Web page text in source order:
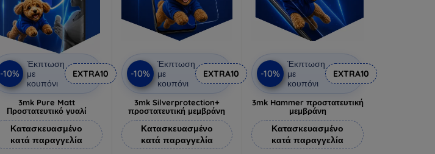
-10%
Έκπτωση
με
κουπόνι
EXTRA10
3mk Pure Matt
Προστατευτικό γυαλί
Κατασκευασμένο
κατά παραγγελία
-10%
Έκπτωση
με
κουπόνι
EXTRA10
3mk Silverprotection+
προστατευτική μεμβράνη
Κατασκευασμένο
κατά παραγγελία
-10%
Έκπτωση
με
κουπόνι
EXTRA10
3mk Hammer προστατευτική
μεμβράνη
Κατασκευασμένο
κατά παραγγελία